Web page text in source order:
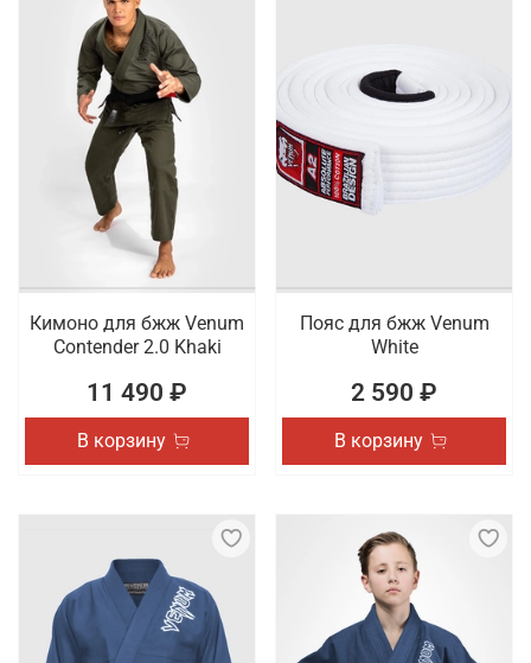
Кимоно для бжж Venum
Contender 2.0 Khaki
11 490 ₽
В корзину
Пояс для бжж Venum
White
2 590 ₽
В корзину